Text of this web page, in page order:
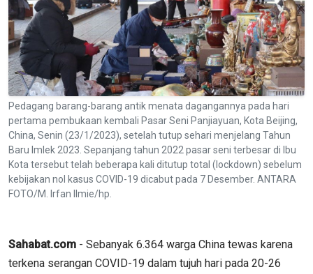
Pedagang barang-barang antik menata dagangannya pada hari
pertama pembukaan kembali Pasar Seni Panjiayuan, Kota Beijing,
China, Senin (23/1/2023), setelah tutup sehari menjelang Tahun
Baru Imlek 2023. Sepanjang tahun 2022 pasar seni terbesar di Ibu
Kota tersebut telah beberapa kali ditutup total (lockdown) sebelum
kebijakan nol kasus COVID-19 dicabut pada 7 Desember. ANTARA
FOTO/M. Irfan Ilmie/hp.
Sahabat.com - Sebanyak 6.364 warga China tewas karena
terkena serangan COVID-19 dalam tujuh hari pada 20-26